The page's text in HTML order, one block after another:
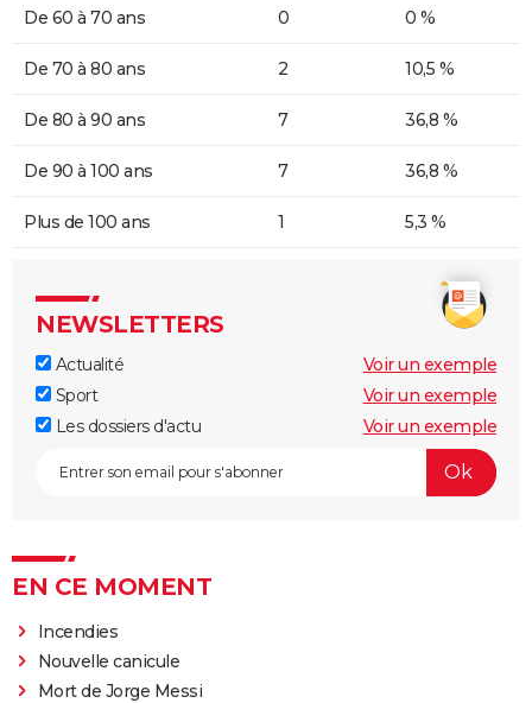
De 60 à 70 ans 0 0 %
De 70 à 80 ans 2 10,5 %
De 80 à 90 ans 7 36,8 %
De 90 à 100 ans 7 36,8 %
Plus de 100 ans 1 5,3 %
NEWSLETTERS
Actualité
Voir un exemple
Sport
Voir un exemple
Les dossiers d'actu
Voir un exemple
EN CE MOMENT
Incendies
Nouvelle canicule
Mort de Jorge Messi